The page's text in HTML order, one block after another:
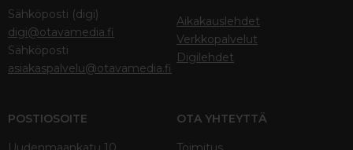
Sähköposti (digi)
digi@otavamedia.fi
Sähköposti
asiakaspalvelu@otavamedia.fi
Aikakauslehdet
Verkkopalvelut
Digilehdet
POSTIOSOITE OTA YHTEYTTÄ